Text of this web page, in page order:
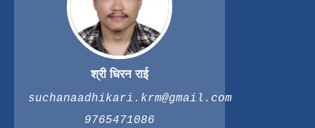
श्री धिरन राई
suchanaadhikari.krm@gmail.com
9765471086